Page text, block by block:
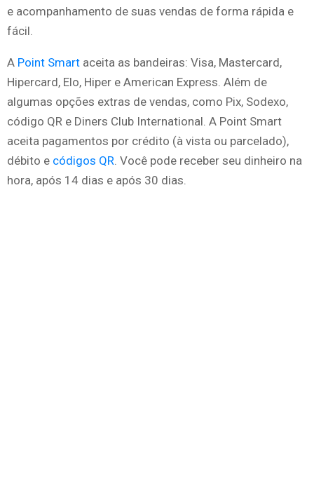
e acompanhamento de suas vendas de forma rápida e
fácil.
A Point Smart aceita as bandeiras: Visa, Mastercard,
Hipercard, Elo, Hiper e American Express. Além de
algumas opções extras de vendas, como Pix, Sodexo,
código QR e Diners Club International. A Point Smart
aceita pagamentos por crédito (à vista ou parcelado),
débito e códigos QR. Você pode receber seu dinheiro na
hora, após 14 dias e após 30 dias.